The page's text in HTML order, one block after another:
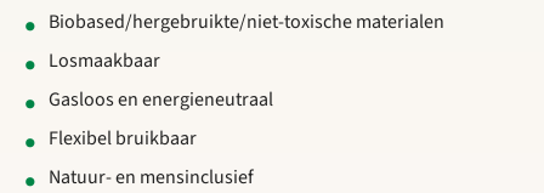
Biobased/hergebruikte/niet-toxische materialen
Losmaakbaar
Gasloos en energieneutraal
Flexibel bruikbaar
Natuur- en mensinclusief